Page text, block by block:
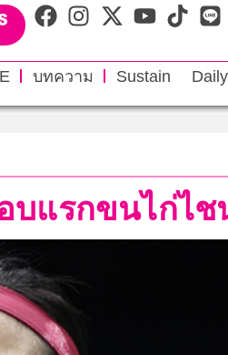
บทความ Sustain Daily
บแรกขนไก่ไช